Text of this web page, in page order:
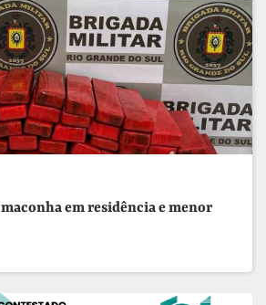
em residência e menor